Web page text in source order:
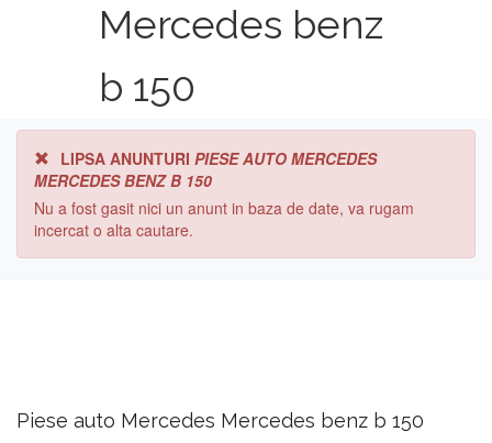
Mercedes benz
b 150
LIPSA ANUNTURI PIESE AUTO MERCEDES
MERCEDES BENZ B 150
Nu a fost gasit nici un anunt in baza de date, va rugam
incercat o alta cautare.
Piese auto Mercedes Mercedes benz b 150